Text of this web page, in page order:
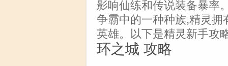
影响仙练和传说装备暴率
争霸中的一种种族,精灵
英雄。以下是精灵新手攻
环之城 攻略